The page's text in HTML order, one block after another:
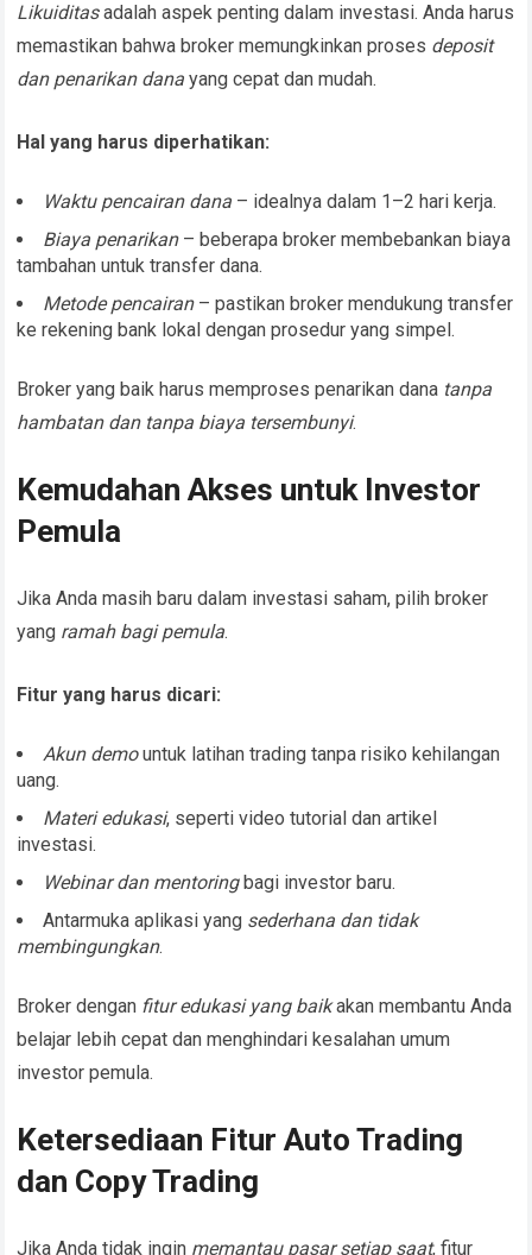
Likuiditasadalah aspek penting dalam investasi. Anda harus
memastikan bahwa broker memungkinkan proses deposit
dan penarikan dana yang cepat dan mudah.
Hal yang harus diperhatikan:
Waktu pencairan dana – idealnya dalam 1–2 hari kerja.
Biaya penarikan– beberapa broker membebankan biaya
tambahan untuk transfer dana.
Metode pencairan– pastikan broker mendukung transfer
ke rekening bank lokal dengan prosedur yang simpel.
Broker yang baik harus memproses penarikan dana tanpa
hambatan dan tanpa biaya tersembunyi.
Kemudahan Akses untuk Investor
Pemula
Jika Anda masih baru dalam investasi saham, pilih broker
yang ramah bagi pemula.
Fitur yang harus dicari:
Akun demountuk latihan trading tanpa risiko kehilangan
uang.
Materi edukasi, seperti video tutorial dan artikel
investasi.
Webinar dan mentoringbagi investor baru.
Antarmuka aplikasi yang sederhana dan tidak
membingungkan.
Broker dengan fitur edukasi yang baikakan membantu Anda
belajar lebih cepat dan menghindari kesalahan umum
investor pemula.
Ketersediaan Fitur Auto Trading
dan Copy Trading
Jika Anda tidak ingin memantau pasar setiap saat, fitur